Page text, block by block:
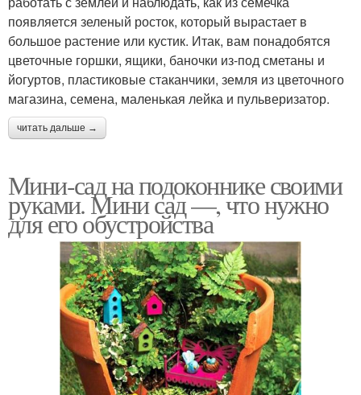
появляется зеленый росток, который вырастает в
большое растение или кустик. Итак, вам понадобятся
цветочные горшки, ящики, баночки из-под сметаны и
йогуртов, пластиковые стаканчики, земля из цветочного
магазина, семена, маленькая лейка и пульверизатор.
читать дальше →
Мини-сад на подоконнике своими
руками. Мини сад —, что нужно
для его обустройства